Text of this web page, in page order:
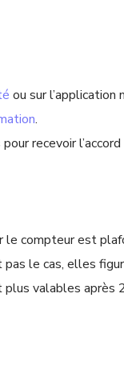
ou sur l’application
.
recevoir l’accord
le compteur est
pas le cas, elles
valables après